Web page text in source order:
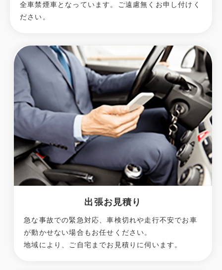
全車禁煙車となっています。ご遠慮無くお申し付けく
ださい。
出張お見積り
急な事故での緊急対応、車検切れや走行不安でお車
が動かせない場合もお任せください。
地域により、ご自宅までお見積りに伺います。